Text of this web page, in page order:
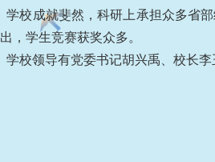
学校成就斐然，科研上承担众多省
出，学生竞赛获奖众多。
学校领导有党委书记胡兴禹、校长